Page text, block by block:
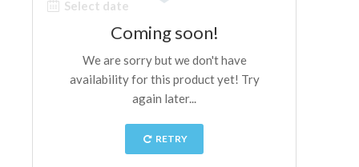
伽利略博物馆
Boboli Gardens
The Arnolfo\'s tower
Vasari Corridor
旧宫
圣母玛利亚